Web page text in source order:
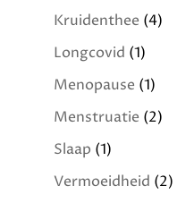
Kruidenthee (4)
Longcovid (1)
Menopause (1)
Menstruatie (2)
Slaap (1)
Vermoeidheid (2)